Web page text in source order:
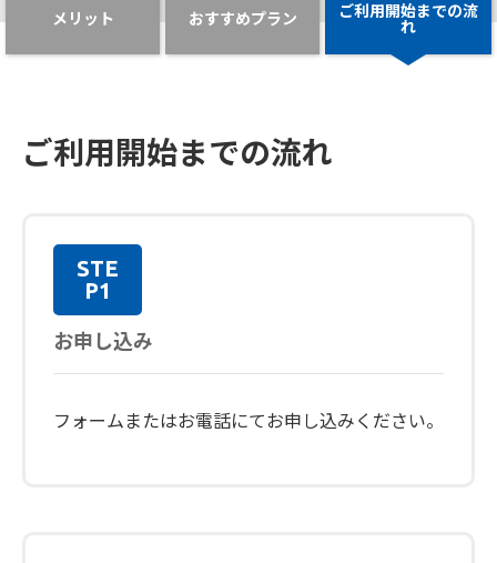
メリット おすすめプラン
ご利用開始までの流
れ
ご利用開始までの流れ
STE
P1
お申し込み
フォーム またはお電話にてお申し込みください。